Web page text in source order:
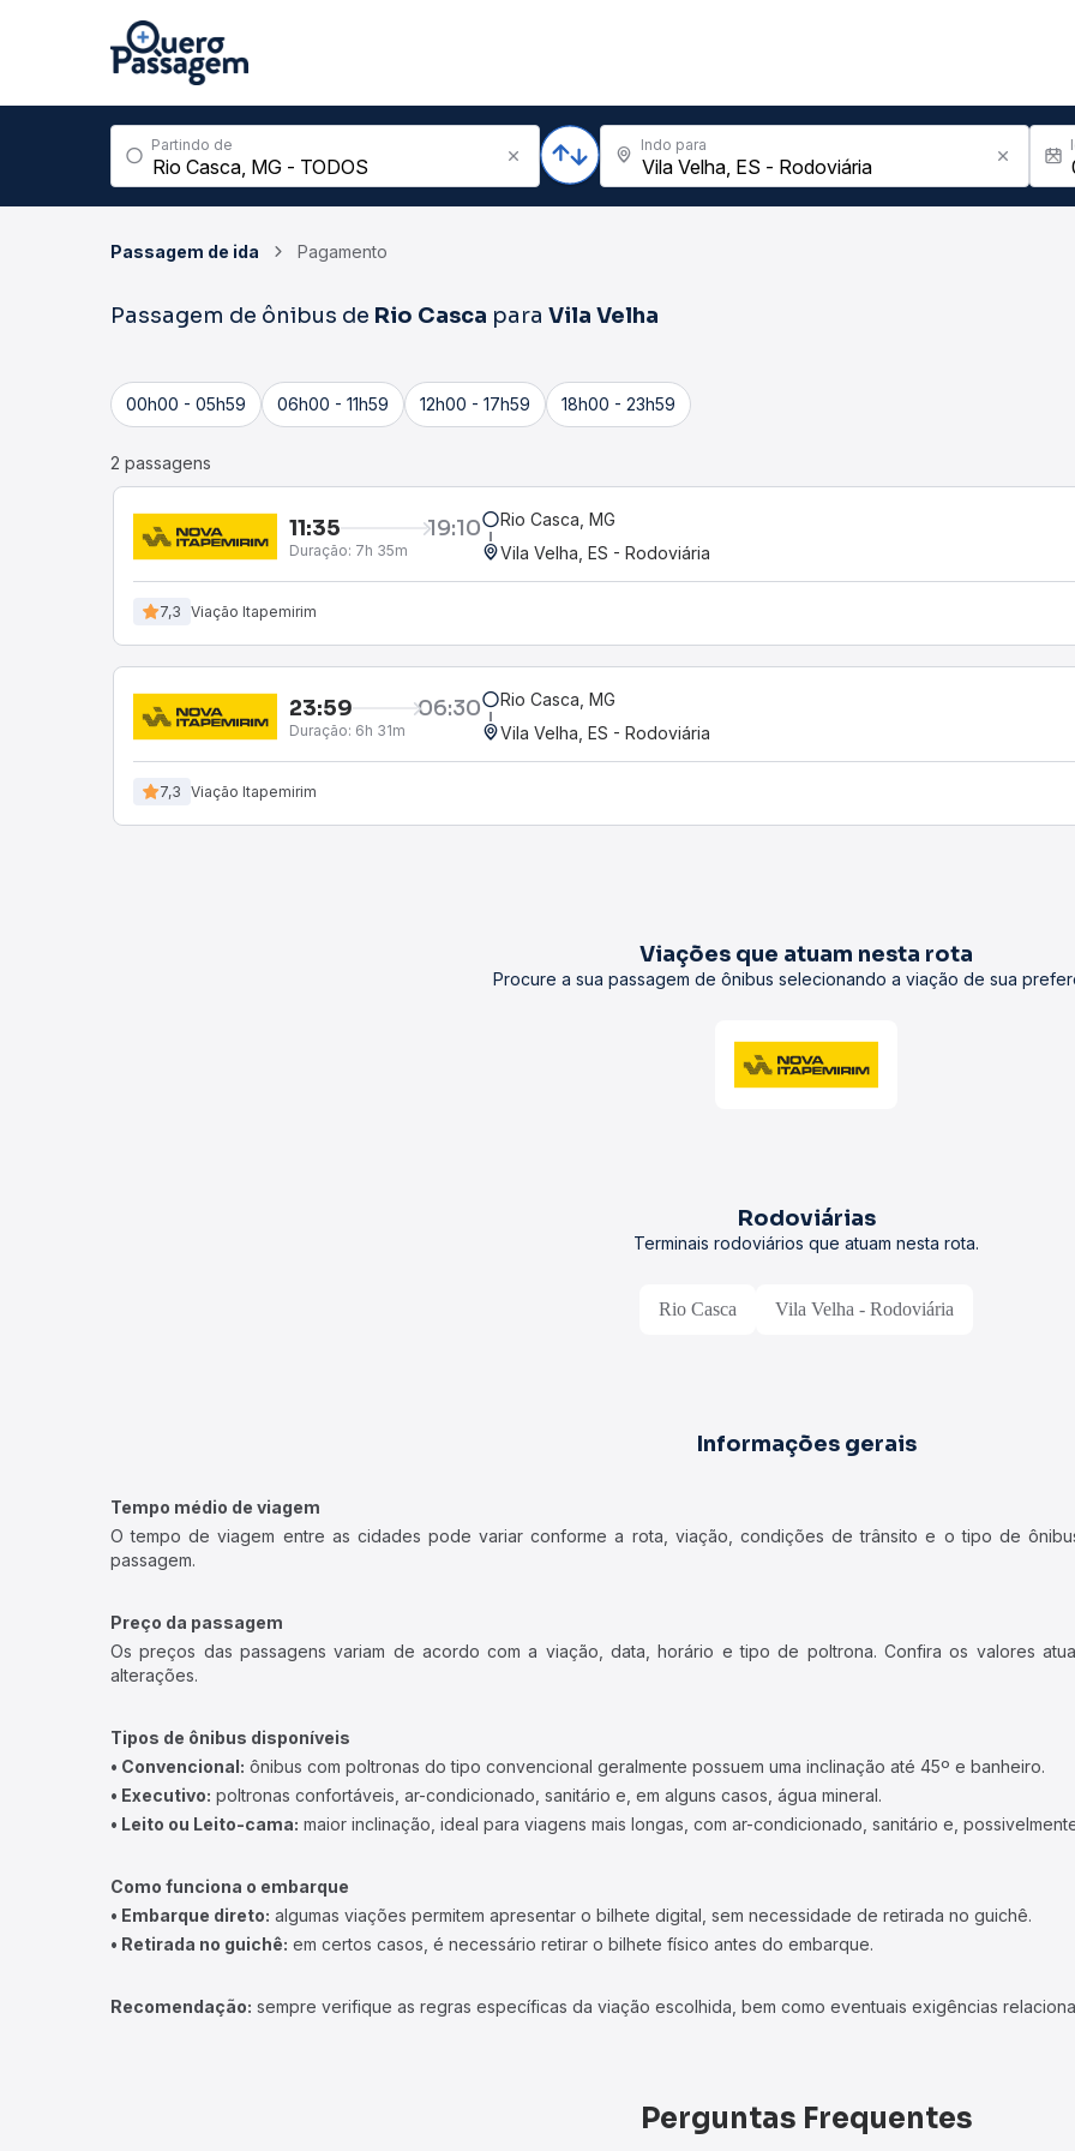
Partindo de Indo para
Passagem de ida Pagamento
Passagem de ônibus de Rio Casca para Vila Velha
00h00 - 05h59 06h00 - 11h59 12h00 - 17h59 18h00 - 23h59
2 passagens
11:35 19:10
Duração: 7h 35m
Rio Casca, MG
Vila Velha, ES - Rodoviária
7,3 Viação Itapemirim
23:59 06:30
Duração: 6h 31m
Rio Casca, MG
Vila Velha, ES - Rodoviária
7,3 Viação Itapemirim
Viações que atuam nesta rota
Procure a sua passagem de ônibus selecionando a viação de sua
Rodoviárias
Terminais rodoviários que atuam nesta rota.
Rio Casca Vila Velha - Rodoviária
Informações gerais
Tempo médio de viagem
O tempo de viagem entre as cidades pode variar conforme a rota, viação, condições de trânsito e o tipo de
passagem.
Preço da passagem
Os preços das passagens variam de acordo com a viação, data, horário e tipo de poltrona. Confira os valores
alterações.
Tipos de ônibus disponíveis
• Convencional: ônibus com poltronas do tipo convencional geralmente possuem uma inclinação até 45º e banheiro.
• Executivo: poltronas confortáveis, ar-condicionado, sanitário e, em alguns casos, água mineral.
• Leito ou Leito-cama: maior inclinação, ideal para viagens mais longas, com ar-condicionado, sanitário e,
Como funciona o embarque
• Embarque direto: algumas viações permitem apresentar o bilhete digital, sem necessidade de retirada no guichê.
• Retirada no guichê: em certos casos, é necessário retirar o bilhete físico antes do embarque.
Recomendação: sempre verifique as regras específicas da viação escolhida, bem como eventuais exigências
Perguntas Frequentes